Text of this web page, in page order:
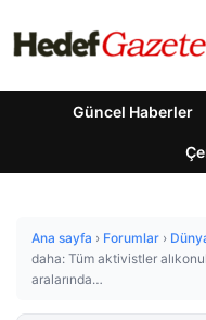
Güncel Haberler
Ana sayfa › Forumlar ›
daha: Tüm aktivistler
aralarında…